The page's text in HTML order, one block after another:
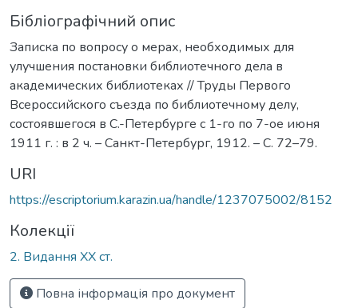
Бібліографічний опис
Записка по вопросу о мерах, необходимых для
улучшения постановки библиотечного дела в
академических библиотеках // Труды Первого
Всероссийского съезда по библиотечному делу,
состоявшегося в С.-Петербурге с 1-го по 7-ое июня
1911 г. : в 2 ч. – Санкт-Петербург, 1912. – С. 72–79.
URI
https://escriptorium.karazin.ua/handle/1237075002/8152
Колекції
2. Видання ХХ ст.
Повна інформація про документ